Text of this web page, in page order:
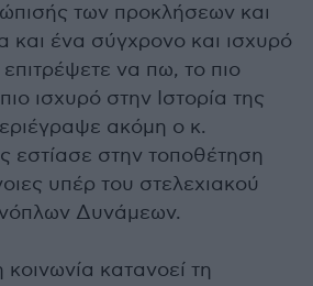
των προκλήσεων και
και ένα σύγχρονο και ισχυρό
να πω, το πιο
ισχυρό στην Ιστορία της
ακόμη ο κ.
εστίασε στην τοποθέτηση
υπέρ του στελεχιακού
Δυνάμεων.
κοινωνία κατανοεί τη